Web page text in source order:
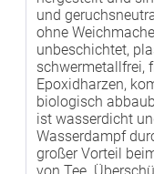
und
ohne
unbeschichtet,
schwermetallfrei,
Epoxidharzen,
biologisch
ist wasserdicht
Wasserdampf
großer Vorteil